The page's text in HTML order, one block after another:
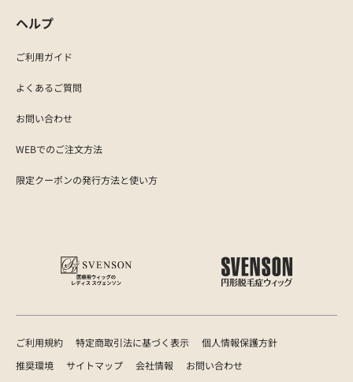
ヘルプ
ご利用ガイド
よくあるご質問
お問い合わせ
WEBでのご注文方法
限定クーポンの発行方法と使い方
ご利用規約 特定商取引法に基づく表示
個人情報保護方針
推奨環境
サイトマップ 会社情報 お問い合わせ